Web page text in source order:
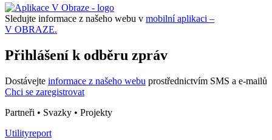
Sledujte informace z našeho webu v mobilní aplikaci –
V OBRAZE.
Přihlášení k odběru zpráv
Dostávejte informace z našeho webu prostřednictvím SMS a e-mailů
Chci se zaregistrovat
Partneři • Svazky • Projekty
Utilityreport